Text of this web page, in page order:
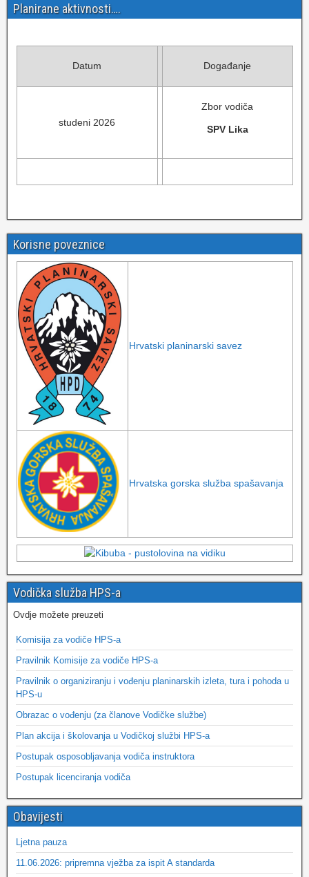
Planirane aktivnosti….
Datum Događanje
studeni 2026
Zbor vodiča
SPV Lika
Korisne poveznice
Hrvatski planinarski savez
Hrvatska gorska služba spašavanja
Vodička služba HPS-a
Ovdje možete preuzeti
Komisija za vodiče HPS-a
Pravilnik Komisije za vodiče HPS-a
Pravilnik o organiziranju i vođenju planinarskih izleta, tura i pohoda u
HPS-u
Obrazac o vođenju (za članove Vodičke službe)
Plan akcija i školovanja u Vodičkoj službi HPS-a
Postupak osposobljavanja vodiča instruktora
Postupak licenciranja vodiča
Obavijesti
Ljetna pauza
11.06.2026: pripremna vježba za ispit A standarda